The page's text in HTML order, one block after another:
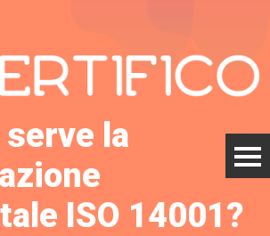
serve la
ISO 14001?